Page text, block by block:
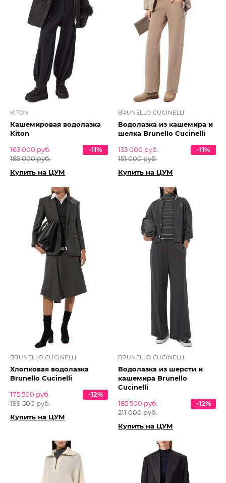
KITON
Кашемировая водолазка
Kiton
163 000 руб.
185 000 руб.
-11%
Купить на ЦУМ
BRUNELLO CUCINELLI
Водолазка из кашемира и
шелка Brunello Cucinelli
133 000 руб.
151 000 руб.
-11%
Купить на ЦУМ
BRUNELLO CUCINELLI
Хлопковая водолазка
Brunello Cucinelli
175 500 руб.
199 500 руб.
-12%
Купить на ЦУМ
BRUNELLO CUCINELLI
Водолазка из шерсти и
кашемира Brunello
Cucinelli
185 500 руб.
211 000 руб.
-12%
Купить на ЦУМ